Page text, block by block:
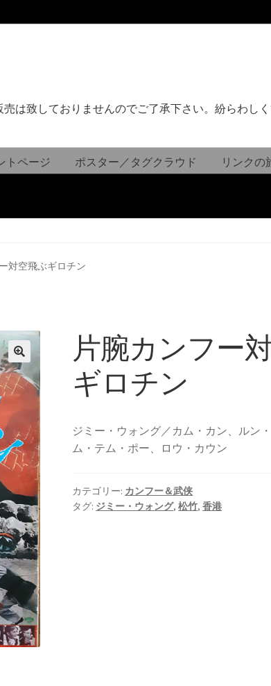
は致しておりませんのでご了承下さい。紛らわしく
トページ ポスター／タグクラウド リンクの
対空飛ぶギロチン
片腕カンフー
ギロチン
ジミー・ウォング／カム・カン、ルン
ム・テム・ポー、ロウ・カウン
カテゴリー: カンフー＆武侠
タグ: ジミー・ウォング,松竹,香港